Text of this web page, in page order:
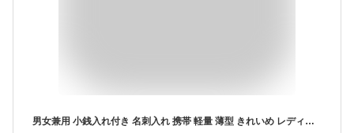
男女兼用 小銭入れ付き 名刺入れ 携帯 軽量 薄型 きれいめ レディース カードケース 本革 バイカラー